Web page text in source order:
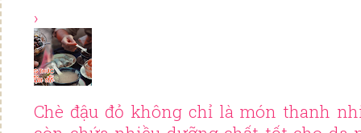
›
Chè đậu đỏ không chỉ là món thanh